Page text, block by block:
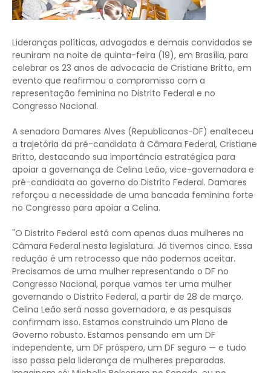
Lideranças políticas, advogados e demais convidados se
reuniram na noite de quinta-feira (19), em Brasília, para
celebrar os 23 anos de advocacia de Cristiane Britto, em
evento que reafirmou o compromisso com a
representação feminina no Distrito Federal e no
Congresso Nacional.
A senadora Damares Alves (Republicanos-DF) enalteceu
a trajetória da pré-candidata à Câmara Federal, Cristiane
Britto, destacando sua importância estratégica para
apoiar a governança de Celina Leão, vice-governadora e
pré-candidata ao governo do Distrito Federal. Damares
reforçou a necessidade de uma bancada feminina forte
no Congresso para apoiar a Celina.
"O Distrito Federal está com apenas duas mulheres na
Câmara Federal nesta legislatura. Já tivemos cinco. Essa
redução é um retrocesso que não podemos aceitar.
Precisamos de uma mulher representando o DF no
Congresso Nacional, porque vamos ter uma mulher
governando o Distrito Federal, a partir de 28 de março.
Celina Leão será nossa governadora, e as pesquisas
confirmam isso. Estamos construindo um Plano de
Governo robusto. Estamos pensando em um DF
independente, um DF próspero, um DF seguro — e tudo
isso passa pela liderança de mulheres preparadas.